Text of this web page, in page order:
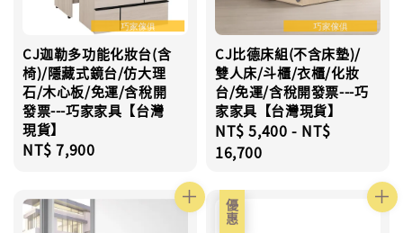
CJ迦勒多功能化妝台(含
椅)/隱藏式鏡台/仿大理
石/木心板/免運/含稅開
發票---巧家家具【台灣
現貨】
Regular
NT$ 7,900
CJ比德床組(不含床墊)/
雙人床/斗櫃/衣櫃/化妝
台/免運/含稅開發票---巧
家家具【台灣現貨】
Regular
price
NT$ 5,400 - NT$
16,700
優惠